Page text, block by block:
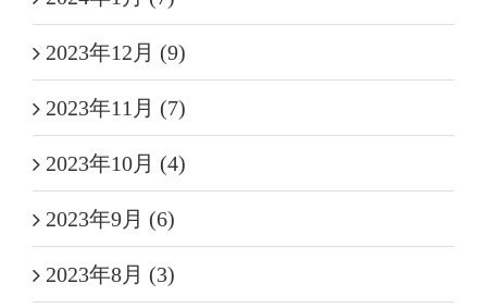
2023年12月 (9)
2023年11月 (7)
2023年10月 (4)
2023年9月 (6)
2023年8月 (3)